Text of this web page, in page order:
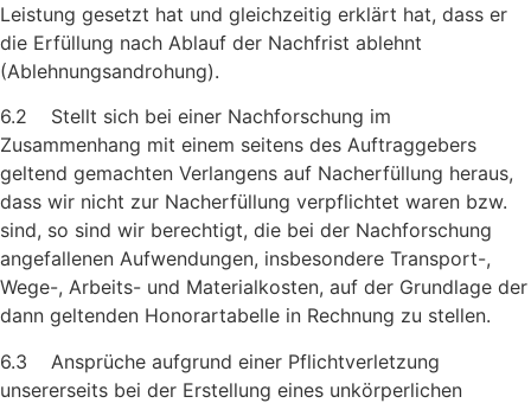
Leistung gesetzt hat und gleich­zeitig erklärt hat, dass er
die Erfüllung nach Ablauf der Nachfrist ablehnt
(Ablehnungsandrohung).
6.2 Stellt sich bei einer Nachforschung im
Zusammenhang mit einem seitens des Auftraggebers
geltend gemachten Verlangens auf Nacherfüllung heraus,
dass wir nicht zur Nacherfüllung ver­pflichtet waren bzw.
sind, so sind wir berechtigt, die bei der Nach­forschung
angefallenen Aufwendungen, insbesondere Transport-,
Wege-, Arbeits- und Materialkosten, auf der Grund­lage der
dann geltenden Honorartabelle in Rechnung zu stellen.
6.3 Ansprüche aufgrund einer Pflichtverletzung
unsererseits bei der Erstellung eines unkörperlichen